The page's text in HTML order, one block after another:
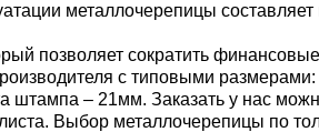
металлочерепицы составляет
позволяет сократить
с типовыми
– 21мм. Заказать у нас
Выбор металлочерепицы по